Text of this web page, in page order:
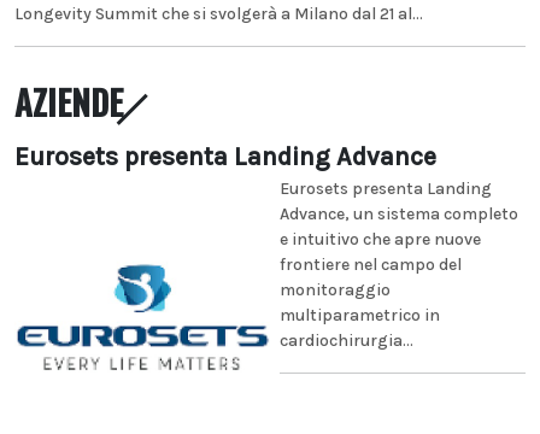
Longevity Summit che si svolgerà a Milano dal 21 al...
AZIENDE
Eurosets presenta Landing Advance
Eurosets presenta Landing
Advance, un sistema completo
e intuitivo che apre nuove
frontiere nel campo del
monitoraggio
multiparametrico in
cardiochirurgia...